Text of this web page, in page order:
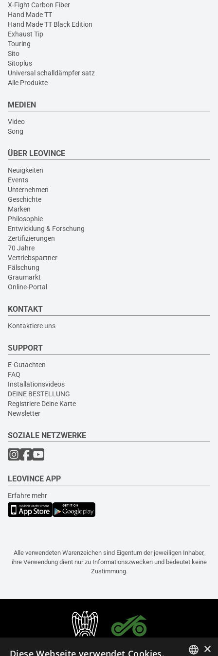
X-Fight Carbon Fiber
Hand Made TT
Hand Made TT Black Edition
Exhaust Tip
Touring
Sito
Sitoplus
Universal schalldämpfer satz
Alle Produkte
MEDIEN
Video
Song
ÜBER LEOVINCE
Neuigkeiten
Events
Unternehmen
Geschichte
Marken
Philosophie
Entwicklung & Forschung
Zertifizierungen
70 Jahre
Vertriebspartner
Fälschung
Graumarkt
Online-Portal
KONTAKT
Kontaktiere uns
SUPPORT
E-Gutachten
FAQ
Installationsvideos
DEINE BESTELLUNG
Registriere Deine Karte
Newsletter
SOZIALE NETZWERKE
LEOVINCE APP
Erfahre mehr
Alle verwendeten Warenzeichen sind Eigentum der jeweiligen Inhaber,
ihre Verwendung dient nur zu Informationszwecken und bedeutet keine
Zustimmung.
×
Diese Webseite verwendet Cookies.